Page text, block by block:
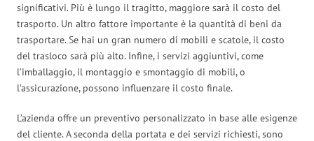
significativi. Più è lungo il tragitto, maggiore sarà il costo del
trasporto. Un altro fattore importante è la quantità di beni da
trasportare. Se hai un gran numero di mobili e scatole, il costo
del trasloco sarà più alto. Infine, i servizi aggiuntivi, come
l’imballaggio, il montaggio e smontaggio di mobili, o
l’assicurazione, possono influenzare il costo finale.
L’azienda offre un preventivo personalizzato in base alle esigenze
del cliente. A seconda della portata e dei servizi richiesti, sono